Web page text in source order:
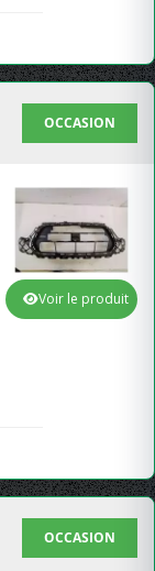
OCCASION
Voir le produit
OCCASION